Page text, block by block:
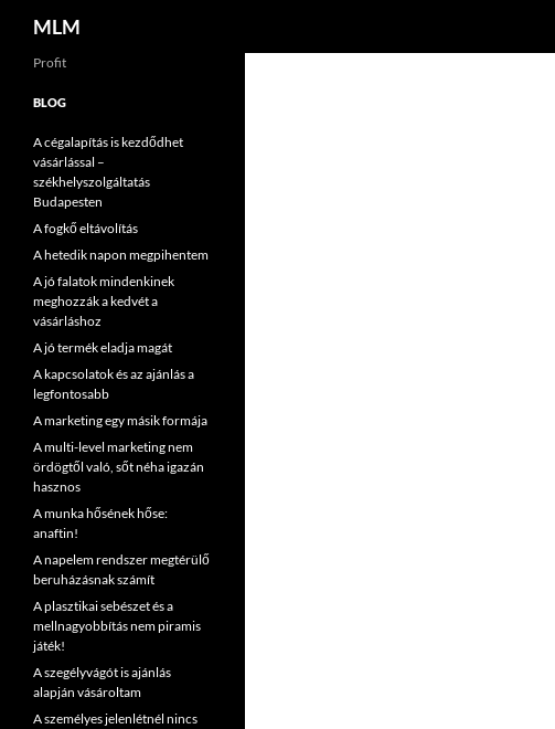
Tartalomhoz
MLM
Profit
BLOG
A cégalapítás is kezdődhet
vásárlással –
székhelyszolgáltatás
Budapesten
A fogkő eltávolítás
A hetedik napon megpihentem
A jó falatok mindenkinek
meghozzák a kedvét a
vásárláshoz
A jó termék eladja magát
A kapcsolatok és az ajánlás a
legfontosabb
A marketing egy másik formája
A multi-level marketing nem
ördögtől való, sőt néha igazán
hasznos
A munka hősének hőse:
anaftin!
A napelem rendszer megtérülő
beruházásnak számít
A plasztikai sebészet és a
mellnagyobbítás nem piramis
játék!
A szegélyvágót is ajánlás
alapján vásároltam
A személyes jelenlétnél nincs